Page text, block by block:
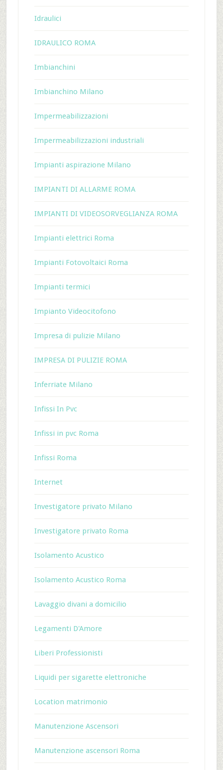
Idraulici
IDRAULICO ROMA
Imbianchini
Imbianchino Milano
Impermeabilizzazioni
Impermeabilizzazioni industriali
Impianti aspirazione Milano
IMPIANTI DI ALLARME ROMA
IMPIANTI DI VIDEOSORVEGLIANZA ROMA
Impianti elettrici Roma
Impianti Fotovoltaici Roma
Impianti termici
Impianto Videocitofono
Impresa di pulizie Milano
IMPRESA DI PULIZIE ROMA
Inferriate Milano
Infissi In Pvc
Infissi in pvc Roma
Infissi Roma
Internet
Investigatore privato Milano
Investigatore privato Roma
Isolamento Acustico
Isolamento Acustico Roma
Lavaggio divani a domicilio
Legamenti D'Amore
Liberi Professionisti
Liquidi per sigarette elettroniche
Location matrimonio
Manutenzione Ascensori
Manutenzione ascensori Roma